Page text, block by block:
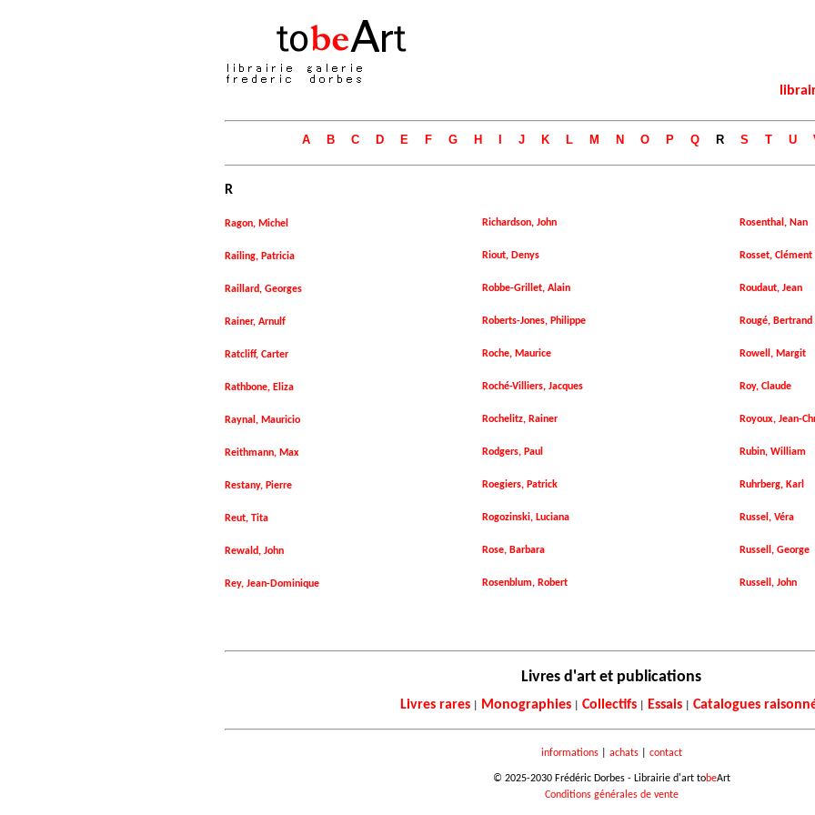
A B C D E F G H J K L M N O P Q R S T U
R
Ragon, Michel
Railing, Patricia
Raillard, Georges
Rainer, Arnulf
Ratcliff, Carter
Rathbone, Eliza
Raynal, Mauricio
Reithmann, Max
Restany, Pierre
Reut, Tita
Rewald, John
Rey, Jean-Dominique
Richardson, John
Riout, Denys
Robbe-Grillet, Alain
Roberts-Jones, Philippe
Roche, Maurice
Roché-Villiers, Jacques
Rochelitz, Rainer
Rodgers, Paul
Roegiers, Patrick
Rogozinski, Luciana
Rose, Barbara
Rosenblum, Robert
Rosenthal, Nan
Rosset, Clément
Roudaut, Jean
Rougé, Bertrand
Rowell, Margit
Roy, Claude
Royoux, Jean-
Rubin, William
Ruhrberg, Karl
Russel, Véra
Russell, George
Russell, John
Livres d'art et publications
Livres rares| Monographies| Collectifs| Essais| Catalogues
informations| achats| contact
© 2025-2030 Frédéric Dorbes - Librairie d'art tobeArt
Conditions générales de vente